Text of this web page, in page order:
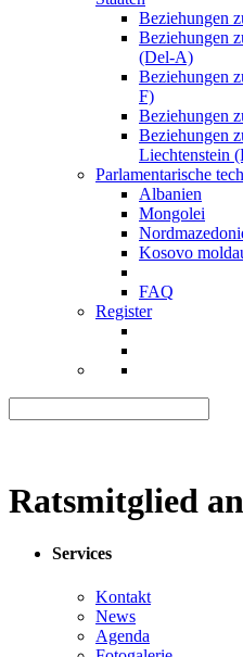
Beziehungen
Beziehungen
(Del-A)
Beziehungen
F)
Beziehungen
Beziehungen
Liechtenstein
Parlamentarische
Albanien
Mongolei
Kosovo
FAQ
Register
Ratsmitglied
Services
Kontakt
News
Agenda